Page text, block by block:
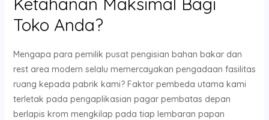
Toko Anda?
Mengapa para pemilik pusat pengisian bahan bakar dan
rest area modern selalu memercayakan pengadaan fasilitas
ruang kepada pabrik kami? Faktor pembeda utama kami
terletak pada pengaplikasian pagar pembatas depan
berlapis krom mengkilap pada tiap lembaran papan